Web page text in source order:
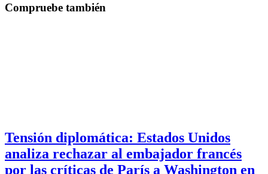
Compruebe también
Tensión diplomática: Estados Unidos
analiza rechazar al embajador francés
por las críticas de París a Washington en